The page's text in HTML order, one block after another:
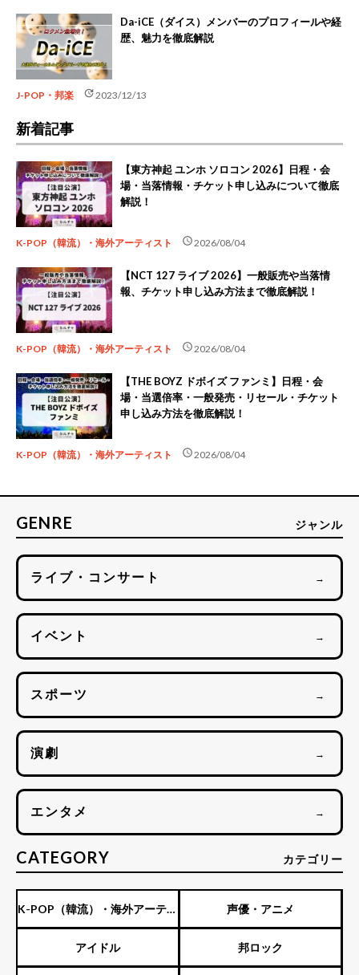
Da-iCE（ダイス）メンバーのプロフィールや経
歴、魅力を徹底解説
J-POP・邦楽 update2023/12/13
新着記事
【東方神起 ユンホ ソロコン 2026】日程・会
場・当落情報・チケット申し込みについて徹底
解説！
K-POP（韓流）・海外アーティスト schedule2026/08/04
【NCT 127 ライブ 2026】一般販売や当落情
報、チケット申し込み方法まで徹底解説！
K-POP（韓流）・海外アーティスト schedule2026/08/04
【THE BOYZ ドボイズ ファンミ】日程・会
場・当選倍率・一般発売・リセール・チケット
申し込み方法を徹底解説！
K-POP（韓流）・海外アーティスト schedule2026/08/04
GENRE ジャンル
ライブ・コンサート →
イベント →
スポーツ →
演劇 →
エンタメ →
CATEGORY カテゴリー
K-POP（韓流）・海外アーティ
スト
声優・アニメ
アイドル 邦ロック